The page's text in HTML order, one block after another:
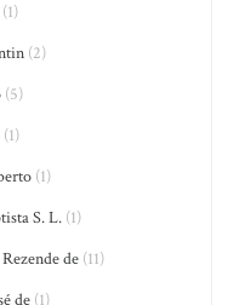
(2)
(5)
(1)
(1)
S. L.(1)
de (11)
de (1)